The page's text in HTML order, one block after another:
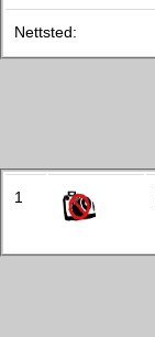
Nettsted:
1